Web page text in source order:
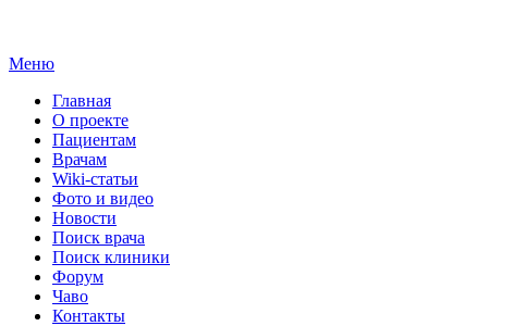
Меню
Главная
О проекте
Пациентам
Врачам
Wiki-статьи
Фото и видео
Новости
Поиск врача
Поиск клиники
Форум
Чаво
Контакты